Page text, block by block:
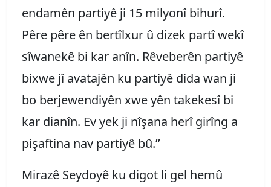
endamên partiyê ji 15 milyonî bihurî.
Pêre pêre ên bertîlxur û dizek partî wekî
sîwanekê bi kar anîn. Rêveberên partiyê
bixwe jî avatajên ku partiyê dida wan ji
bo berjewendiyên xwe yên takekesî bi
kar dianîn. Ev yek ji nîşana herî girîng a
pişaftina nav partiyê bû.’’
Mirazê Seydoyê ku digot li gel hemû